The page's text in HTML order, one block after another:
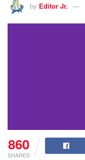
by Editor Jr.
860
SHARES